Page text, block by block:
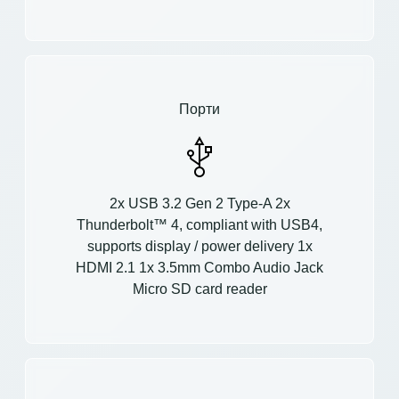
Порти
2x USB 3.2 Gen 2 Type-A 2x
Thunderbolt™ 4, compliant with USB4,
supports display / power delivery 1x
HDMI 2.1 1x 3.5mm Combo Audio Jack
Micro SD card reader